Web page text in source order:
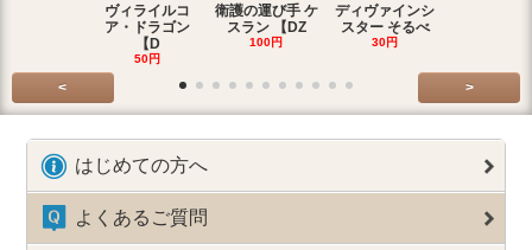
ヴィライルコ
ア・ドラゴン
【D
50円
衛護の運び手 ケ
スラン 【DZ
100円
ディヴァインシ
スター そるべ
30円
< >
はじめての方へ
よくあるご質問